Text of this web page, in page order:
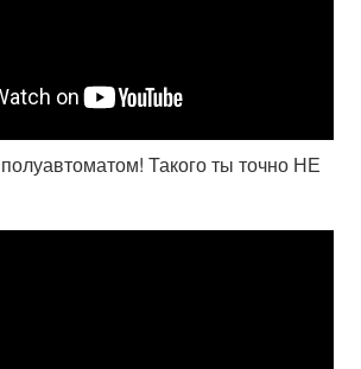
Такого ты точно НЕ